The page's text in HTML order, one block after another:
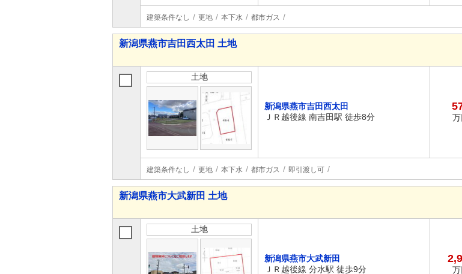
建築条件なし 更地 本下水 都市ガス
新潟県燕市吉田西太田 土地
土地
新潟県燕市吉田西太田
ＪＲ越後線 南吉田駅 徒歩8分
万
建築条件なし 更地 本下水 都市ガス 即引渡し可
新潟県燕市大武新田 土地
土地
新潟県燕市大武新田
ＪＲ越後線 分水駅 徒歩9分
万